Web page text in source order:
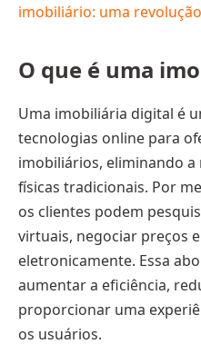
imobiliário: uma
O que é uma
Uma imobiliária digital é
tecnologias online para
imobiliários, eliminando a
físicas tradicionais. Por
os clientes podem
virtuais, negociar preços
eletronicamente. Essa
aumentar a eficiência,
proporcionar uma
os usuários.